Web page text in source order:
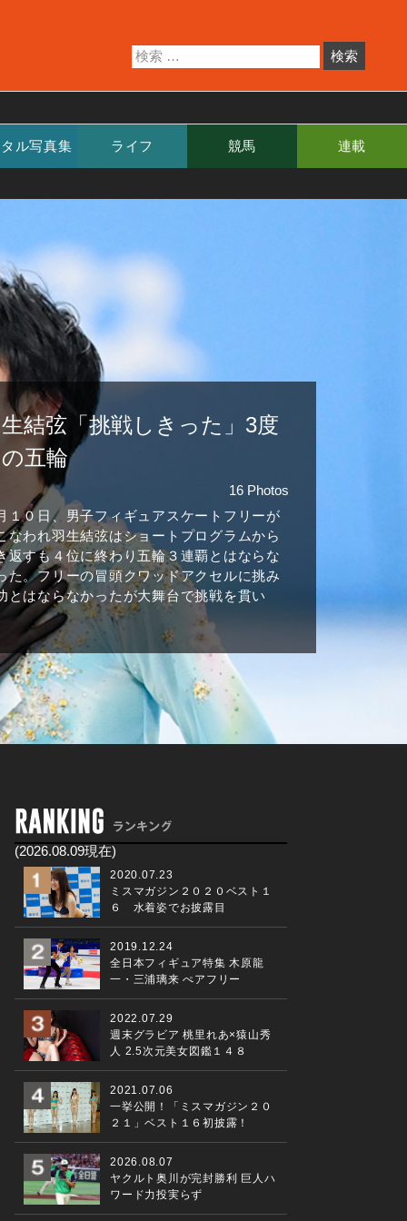
ル写真集 ライフ 競馬 連載
結弦「挑戦しきった」3度
五輪
16 Photos
１０日、男子フィギュアスケートフリーが
なわれ羽生結弦はショートプログラムから
返すも４位に終わり五輪３連覇とはならな
た。フリーの冒頭クワッドアクセルに挑み
とはならなかったが大舞台で挑戦を貫い
(2026.08.09現在)
2020.07.23
ミスマガジン２０２０ベスト１
６ 水着姿でお披露目
2019.12.24
全日本フィギュア特集 木原龍
一・三浦璃来 ぺアフリー
2022.07.29
週末グラビア 桃里れあ×猿山秀
人 2.5次元美女図鑑１４８
2021.07.06
一挙公開！「ミスマガジン２０
２１」ベスト１６初披露！
2026.08.07
ヤクルト奥川が完封勝利 巨人ハ
ワード力投実らず